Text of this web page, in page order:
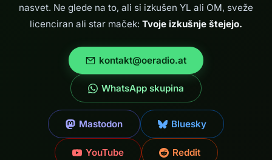
nasvet. Ne glede na to, ali si izkušen YL ali OM, sveže
licenciran ali star maček: Tvoje izkušnje štejejo.
kontakt@oeradio.at
WhatsApp skupina
Mastodon Bluesky
YouTube Reddit